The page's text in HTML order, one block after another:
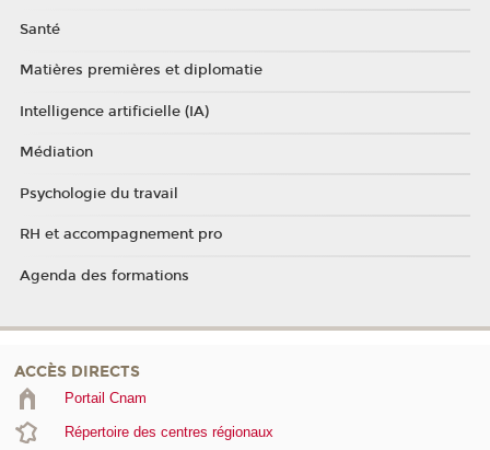
Santé
Matières premières et diplomatie
Intelligence artificielle (IA)
Médiation
Psychologie du travail
RH et accompagnement pro
Agenda des formations
ACCÈS DIRECTS
Portail Cnam
Répertoire des centres régionaux